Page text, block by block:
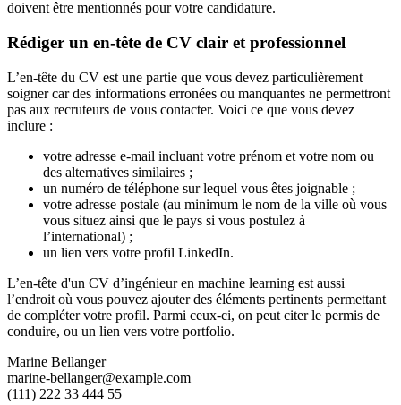
doivent être mentionnés pour votre candidature.
Rédiger un en-tête de CV clair et professionnel
L’en-tête du CV est une partie que vous devez particulièrement
soigner car des informations erronées ou manquantes ne permettront
pas aux recruteurs de vous contacter. Voici ce que vous devez
inclure :
votre adresse e-mail incluant votre prénom et votre nom ou
des alternatives similaires ;
un numéro de téléphone sur lequel vous êtes joignable ;
votre adresse postale (au minimum le nom de la ville où vous
vous situez ainsi que le pays si vous postulez à
l’international) ;
un lien vers votre profil LinkedIn.
L’en-tête d'un CV d’ingénieur en machine learning est aussi
l’endroit où vous pouvez ajouter des éléments pertinents permettant
de compléter votre profil. Parmi ceux-ci, on peut citer le permis de
conduire, ou un lien vers votre portfolio.
Marine Bellanger
marine-bellanger@example.com
(111) 222 33 444 55